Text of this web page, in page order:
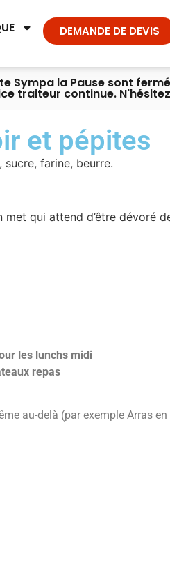
DEMANDE DE DEVIS
Sympa la Pause sont
traiteur continue.
et pépites
farine, beurre.
qui attend d’être dévoré
les lunchs midi
repas
au-delà (par exemple Arras